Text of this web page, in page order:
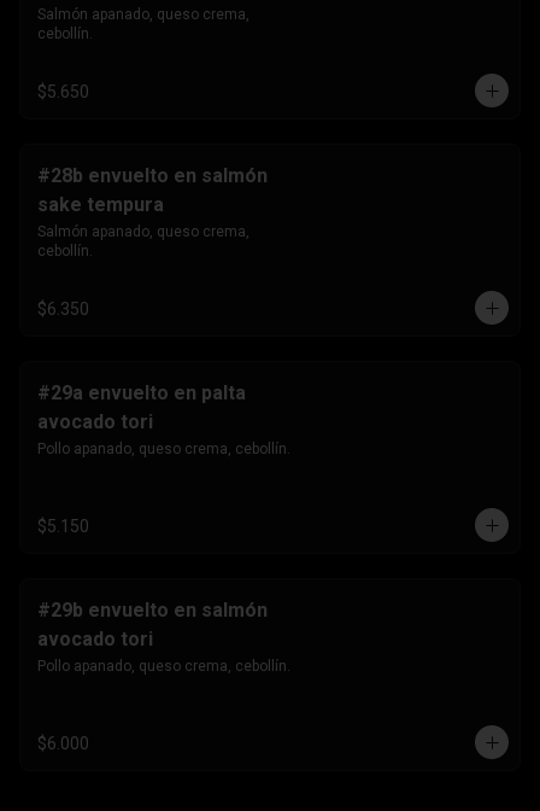
Salmón apanado, queso crema,
cebollín.
$5.650
#28b envuelto en salmón
sake tempura
Salmón apanado, queso crema,
cebollín.
$6.350
#29a envuelto en palta
avocado tori
Pollo apanado, queso crema, cebollín.
$5.150
#29b envuelto en salmón
avocado tori
Pollo apanado, queso crema, cebollín.
$6.000